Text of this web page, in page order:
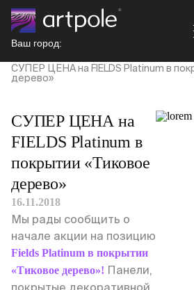
Ваш город:
СУПЕР ЦЕНА на FIELDS Platinum в
дерево»
СУПЕР ЦЕНА на
FIELDS Platinum в
покрытии «Тиковое
дерево»
16.11.2018
Мы рады сообщить о
начале акции на позицию
Fields Platinum в покрытии
«Тиковое дерево»! Панели,
покрытые декоративной